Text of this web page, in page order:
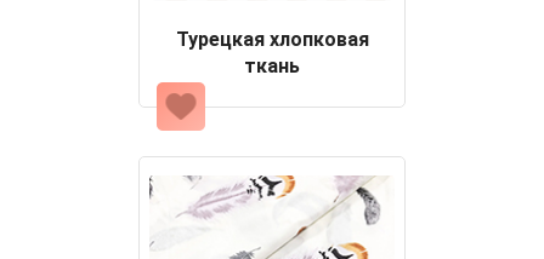
Турецкая хлопковая
ткань